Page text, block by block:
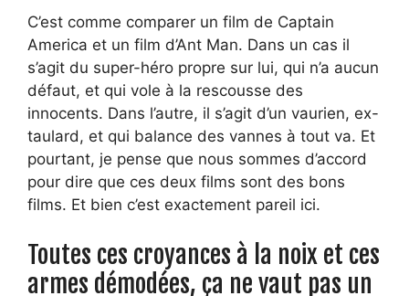
C’est comme comparer un film de Captain
America et un film d’Ant Man. Dans un cas il
s’agit du super-héro propre sur lui, qui n’a aucun
défaut, et qui vole à la rescousse des
innocents. Dans l’autre, il s’agit d’un vaurien, ex-
taulard, et qui balance des vannes à tout va. Et
pourtant, je pense que nous sommes d’accord
pour dire que ces deux films sont des bons
films. Et bien c’est exactement pareil ici.
Toutes ces croyances à la noix et ces
armes démodées, ça ne vaut pas un